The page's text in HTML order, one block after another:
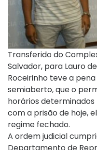
Transferido do
Salvador, para Lauro
Roceirinho teve a
semiaberto, que o
horários determinados
com a prisão de hoje,
regime fechado.
A ordem judicial